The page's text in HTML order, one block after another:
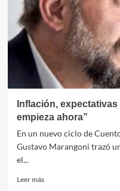
por
qué
ponen
la
medición
la
pobreza
Inflación,
empieza ahora”
En un nuevo ciclo de
Gustavo Marangoni trazó
el...
Leer másLeer